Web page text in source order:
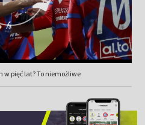
w pięć lat? To niemożliwe